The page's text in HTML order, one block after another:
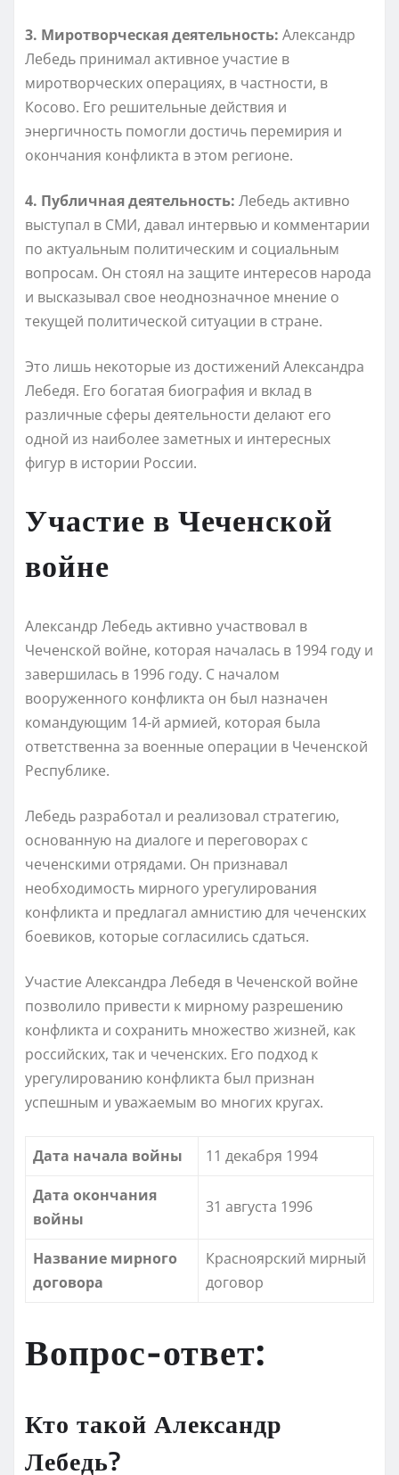
3. Миротворческая деятельность: Александр
Лебедь принимал активное участие в
миротворческих операциях, в частности, в
Косово. Его решительные действия и
энергичность помогли достичь перемирия и
окончания конфликта в этом регионе.
4. Публичная деятельность: Лебедь активно
выступал в СМИ, давал интервью и комментарии
по актуальным политическим и социальным
вопросам. Он стоял на защите интересов народа
и высказывал свое неоднозначное мнение о
текущей политической ситуации в стране.
Это лишь некоторые из достижений Александра
Лебедя. Его богатая биография и вклад в
различные сферы деятельности делают его
одной из наиболее заметных и интересных
фигур в истории России.
Участие в Чеченской
войне
Александр Лебедь активно участвовал в
Чеченской войне, которая началась в 1994 году и
завершилась в 1996 году. С началом
вооруженного конфликта он был назначен
командующим 14-й армией, которая была
ответственна за военные операции в Чеченской
Республике.
Лебедь разработал и реализовал стратегию,
основанную на диалоге и переговорах с
чеченскими отрядами. Он признавал
необходимость мирного урегулирования
конфликта и предлагал амнистию для чеченских
боевиков, которые согласились сдаться.
Участие Александра Лебедя в Чеченской войне
позволило привести к мирному разрешению
конфликта и сохранить множество жизней, как
российских, так и чеченских. Его подход к
урегулированию конфликта был признан
успешным и уважаемым во многих кругах.
Дата начала войны
11 декабря 1994
Дата окончания
войны
31 августа 1996
Название мирного
договора
Красноярский мирный
договор
Вопрос-ответ:
Кто такой Александр
Лебедь?